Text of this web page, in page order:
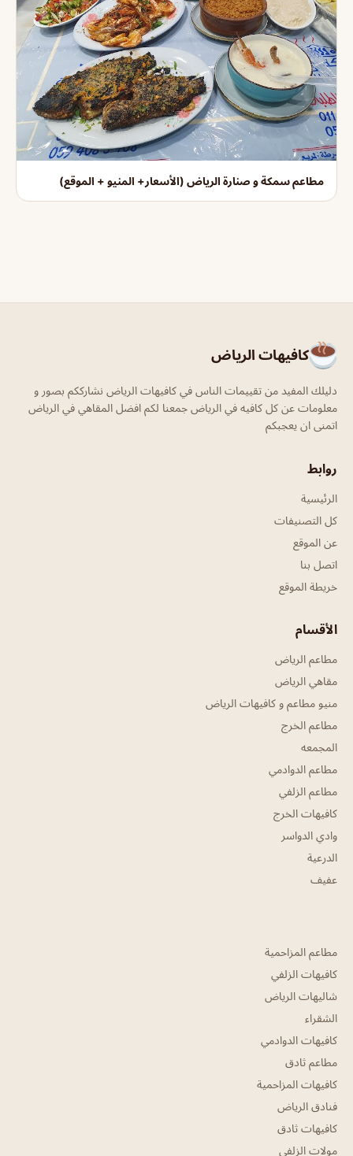
مطاعم سمكة و صنارة الرياض (الأسعار+ المنيو + الموقع)
كافيهات الرياض
دليلك المفيد من تقييمات الناس في كافيهات الرياض نشارككم بصور و
معلومات عن كل كافيه في الرياض جمعنا لكم افضل المقاهي في الرياض
اتمنى ان يعجبكم
روابط
الرئيسية
كل التصنيفات
عن الموقع
اتصل بنا
خريطة الموقع
الأقسام
مطاعم الرياض
مقاهي الرياض
منيو مطاعم و كافيهات الرياض
مطاعم الخرج
المجمعه
مطاعم الدوادمي
مطاعم الزلفي
كافيهات الخرج
وادي الدواسر
الدرعية
عفيف
مطاعم المزاحمية
كافيهات الزلفي
شاليهات الرياض
الشقراء
كافيهات الدوادمي
مطاعم ثادق
كافيهات المزاحمية
فنادق الرياض
كافيهات ثادق
مولات الزلفي